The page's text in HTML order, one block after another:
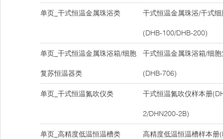
单页_干式恒温金属珠浴类 干式恒温金属珠浴/干式
(DHB-100/DHB-200)
单页_干式恒温金属珠浴箱/细胞
复苏恒温器类
干式恒温金属珠浴箱/细
(DHB-706)
单页_干式恒温氮吹仪类 干式恒温氮吹仪样本册
2/DHN200-2B)
单页_高精度低温恒温槽类 高精度低温恒温槽样本册